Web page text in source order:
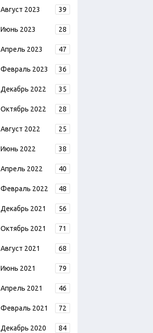
Август 2023 39
Июнь 2023 28
Апрель 2023 47
Февраль 2023 36
Декабрь 2022 35
Октябрь 2022 28
Август 2022 25
Июнь 2022 38
Апрель 2022 40
Февраль 2022 48
Декабрь 2021 56
Октябрь 2021 71
Август 2021 68
Июнь 2021 79
Апрель 2021 46
Февраль 2021 72
Декабрь 2020 84